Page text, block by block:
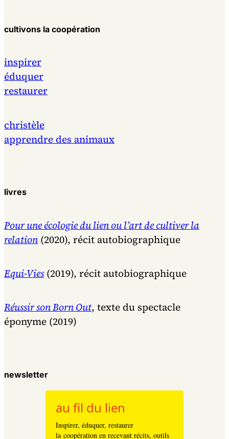
cultivons la coopération
inspirer
éduquer
restaurer
christèle
apprendre des animaux
livres
Pour une écologie du lien ou l’art de cultiver la
relation (2020), récit autobiographique
Equi-Vies(2019), récit autobiographique
Réussir son Born Out, texte du spectacle
éponyme (2019)
newsletter
au fil du lien
Inspirer, éduquer, restaurer
la coopération en recevant récits, outils